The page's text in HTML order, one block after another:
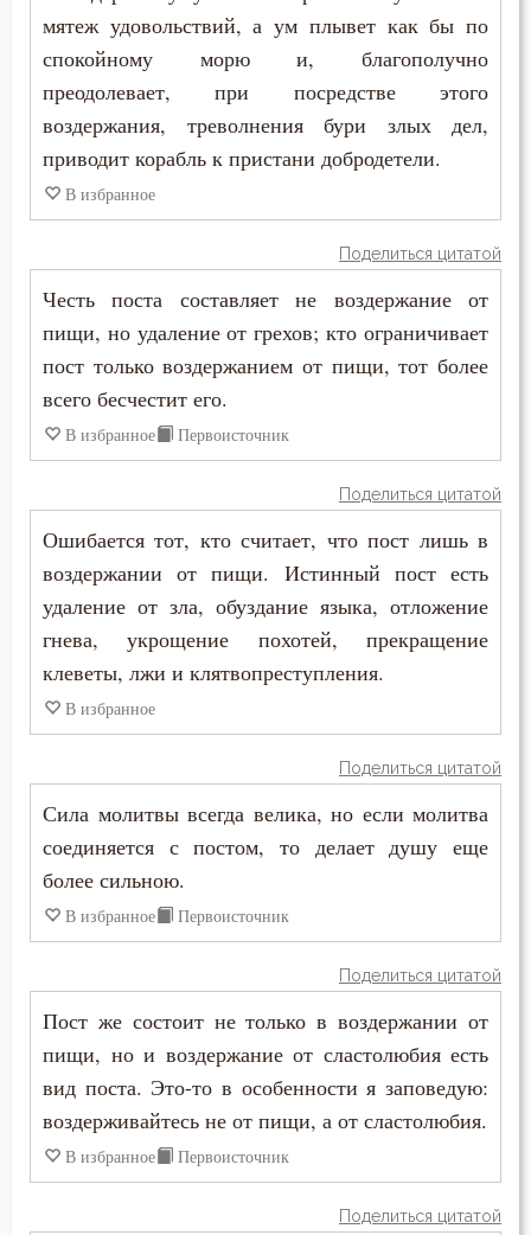
Страдание
Страх
Страх смерти
Страшный суд
Таинство
Тело
Терпение
Трезвение
Троица
Украшение
Умерший
мятеж удовольствий, а ум плывет как бы по
спокойному морю и, благополучно
преодолевает, при посредстве этого
воздержания, треволнения бури злых дел,
приводит корабль к пристани добродетели.
В избранное
Поделиться цитатой
Честь поста составляет не воздержание от
пищи, но удаление от грехов; кто ограничивает
пост только воздержанием от пищи, тот более
всего бесчестит его.
В избранное Первоисточник
Поделиться цитатой
Ошибается тот, кто считает, что пост лишь в
воздержании от пищи. Истинный пост есть
удаление от зла, обуздание языка, отложение
гнева, укрощение похотей, прекращение
клеветы, лжи и клятвопреступления.
В избранное
Поделиться цитатой
Сила молитвы всегда велика, но если молитва
соединяется с постом, то делает душу еще
более сильною.
В избранное Первоисточник
Поделиться цитатой
Пост же состоит не только в воздержании от
пищи, но и воздержание от сластолюбия есть
вид поста. Это-то в особенности я заповедую:
воздерживайтесь не от пищи, а от сластолюбия.
В избранное Первоисточник
Поделиться цитатой